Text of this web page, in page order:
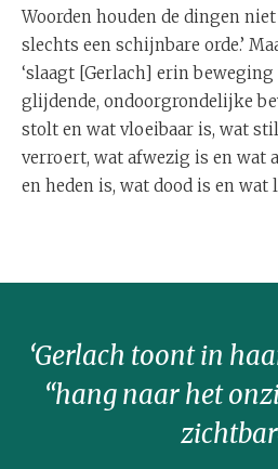
Woorden houden de dingen
slechts een schijnbare orde.’
‘slaagt [Gerlach] erin
glijdende, ondoorgrondelijke
stolt en wat vloeibaar is, wat
verroert, wat afwezig is en wat
en heden is, wat dood is en wat
‘Gerlach toont in
“hang naar het